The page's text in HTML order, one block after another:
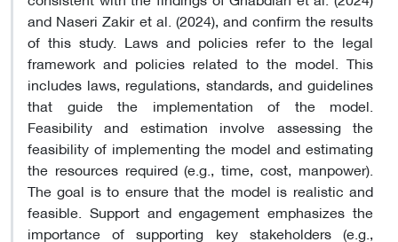
and Naseri Zakir et al. (2024), and confirm the results
of this study. Laws and policies refer to the legal
framework and policies related to the model. This
includes laws, regulations, standards, and guidelines
that guide the implementation of the model.
Feasibility and estimation involve assessing the
feasibility of implementing the model and estimating
the resources required (e.g., time, cost, manpower).
The goal is to ensure that the model is realistic and
feasible. Support and engagement emphasizes the
importance of supporting key stakeholders (e.g.,